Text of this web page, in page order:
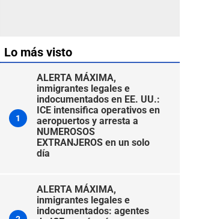
Lo más visto
1
ALERTA MÁXIMA,
inmigrantes legales e
indocumentados en EE. UU.:
ICE intensifica operativos en
aeropuertos y arresta a
NUMEROSOS
EXTRANJEROS en un solo
día
ALERTA MÁXIMA,
inmigrantes legales e
indocumentados: agentes